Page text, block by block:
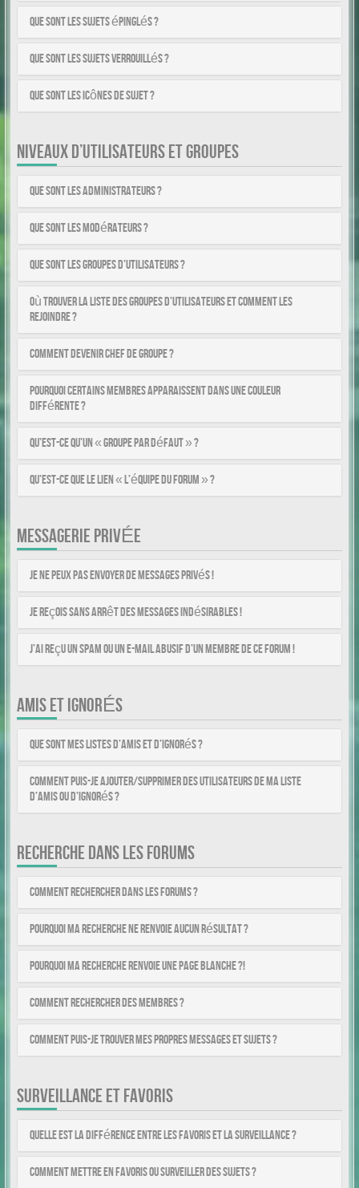
Que sont les sujets épinglés ?
Que sont les sujets verrouillés ?
Que sont les icônes de sujet ?
NIVEAUX D’UTILISATEURS ET GROUPES
Que sont les administrateurs ?
Que sont les modérateurs ?
Que sont les groupes d’utilisateurs ?
Où trouver la liste des groupes d’utilisateurs et comment les
rejoindre ?
Comment devenir chef de groupe ?
Pourquoi certains membres apparaissent dans une couleur
différente ?
Qu’est-ce qu’un « Groupe par défaut » ?
Qu’est-ce que le lien « L’équipe du forum » ?
MESSAGERIE PRIVÉE
Je ne peux pas envoyer de messages privés !
Je reçois sans arrêt des messages indésirables !
J’ai reçu un spam ou un e-mail abusif d’un membre de ce forum !
AMIS ET IGNORÉS
Que sont mes listes d’amis et d’ignorés ?
Comment puis-je ajouter/supprimer des utilisateurs de ma liste
d’amis ou d’ignorés ?
RECHERCHE DANS LES FORUMS
Comment rechercher dans les forums ?
Pourquoi ma recherche ne renvoie aucun résultat ?
Pourquoi ma recherche renvoie une page blanche ?!
Comment rechercher des membres ?
Comment puis-je trouver mes propres messages et sujets ?
SURVEILLANCE ET FAVORIS
Quelle est la différence entre les favoris et la surveillance ?
Comment mettre en favoris ou surveiller des sujets ?